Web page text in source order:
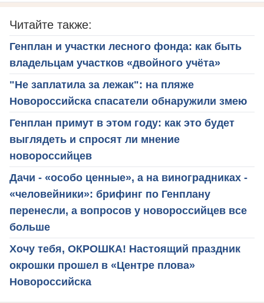
Читайте также:
Генплан и участки лесного фонда: как быть
владельцам участков «двойного учёта»
"Не заплатила за лежак": на пляже
Новороссийска спасатели обнаружили змею
Генплан примут в этом году: как это будет
выглядеть и спросят ли мнение
новороссийцев
Дачи - «особо ценные», а на виноградниках -
«человейники»: брифинг по Генплану
перенесли, а вопросов у новороссийцев все
больше
Хочу тебя, ОКРОШКА! Настоящий праздник
окрошки прошел в «Центре плова»
Новороссийска